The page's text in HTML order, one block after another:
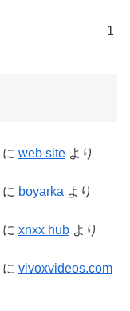
1
に web site より
に boyarka より
に xnxx hub より
に vivoxvideos.com